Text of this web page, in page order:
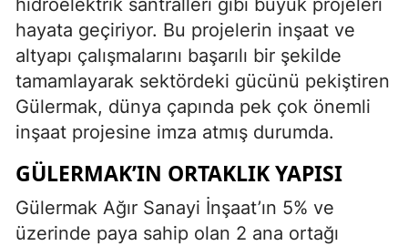
hayata geçiriyor. Bu projelerin inşaat ve
altyapı çalışmalarını başarılı bir şekilde
tamamlayarak sektördeki gücünü pekiştiren
Gülermak, dünya çapında pek çok önemli
inşaat projesine imza atmış durumda.
GÜLERMAK’IN ORTAKLIK YAPISI
Gülermak Ağır Sanayi İnşaat’ın 5% ve
üzerinde paya sahip olan 2 ana ortağı